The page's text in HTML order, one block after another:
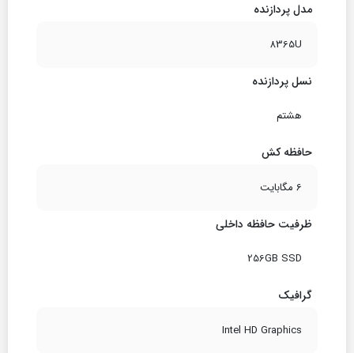
مدل پردازنده
8365U
نسل پردازنده
هشتم
حافظه کش
6 مگابایت
ظرفیت حافظه داخلی
256GB SSD
گرافیک
Intel HD Graphics